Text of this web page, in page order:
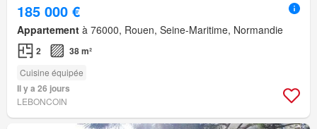
185 000 €
Appartement à 76000, Rouen, Seine-Maritime, Normandie
2 38 m²
Cuisine équipée
Il y a 26 jours
LEBONCOIN